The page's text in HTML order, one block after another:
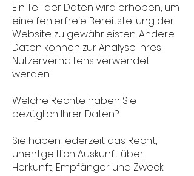
Ein Teil der Daten wird erhoben, um
eine fehlerfreie Bereitstellung der
Website zu gewährleisten. Andere
Daten können zur Analyse Ihres
Nutzerverhaltens verwendet
werden.
Welche Rechte haben Sie
bezüglich Ihrer Daten?
Sie haben jederzeit das Recht,
unentgeltlich Auskunft über
Herkunft, Empfänger und Zweck